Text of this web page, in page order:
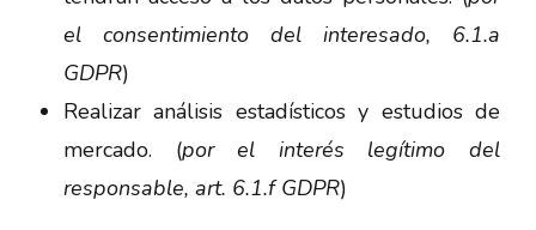
el consentimiento del interesado, 6.1.a
GDPR)
Realizar análisis estadísticos y estudios de
mercado. (por el interés legítimo
del
responsable, art. 6.1.f GDPR)